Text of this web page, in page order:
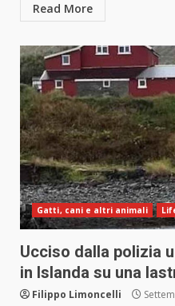
Read More
Gatti, cani e altri animali
Ucciso dalla polizia
in Islanda su una
Filippo Limoncelli